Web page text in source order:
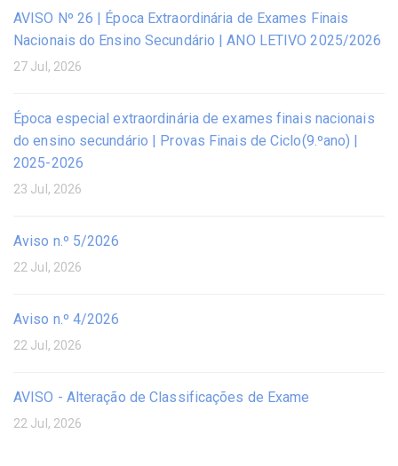
AVISO Nº 26 | Época Extraordinária de Exames Finais
Nacionais do Ensino Secundário | ANO LETIVO 2025/2026
27 Jul, 2026
Época especial extraordinária de exames finais nacionais
do ensino secundário | Provas Finais de Ciclo(9.ºano) |
2025-2026
23 Jul, 2026
Aviso n.º 5/2026
22 Jul, 2026
Aviso n.º 4/2026
22 Jul, 2026
AVISO - Alteração de Classificações de Exame
22 Jul, 2026